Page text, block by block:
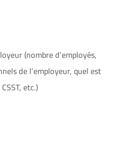
(nombre d’employés,
de l’employeur, quel est
etc.)